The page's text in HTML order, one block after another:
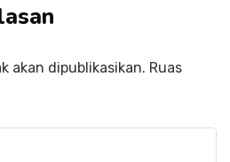
akan dipublikasikan. Ruas